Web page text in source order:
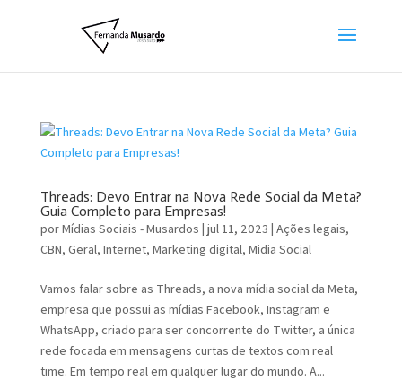
Threads: Devo Entrar na Nova Rede Social da Meta?
Guia Completo para Empresas!
porMídias Sociais - Musardos | jul 11, 2023 | Ações legais,
CBN, Geral, Internet, Marketing digital, Midia Social
Vamos falar sobre as Threads, a nova mídia social da Meta,
empresa que possui as mídias Facebook, Instagram e
WhatsApp, criado para ser concorrente do Twitter, a única
rede focada em mensagens curtas de textos com real
time. Em tempo real em qualquer lugar do mundo. A...